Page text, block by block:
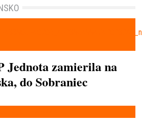
Jednota zamierila na
do Sobraniec